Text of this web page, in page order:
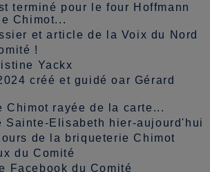
terminé pour le four Hoffmann
Chimot...
et article de la Voix du Nord
!
Yackx
créé et guidé oar Gérard
Chimot rayée de la carte...
Sainte-Elisabeth hier-aujourd'hui
de la briqueterie Chimot
du Comité
Facebook du Comité